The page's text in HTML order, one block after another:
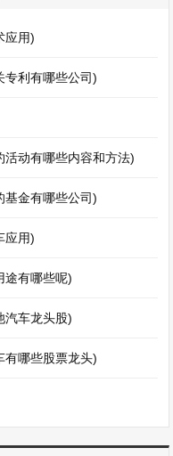
应用)
专利有哪些公司)
动有哪些内容和方法)
基金有哪些公司)
应用)
途有哪些呢)
汽车龙头股)
有哪些股票龙头)